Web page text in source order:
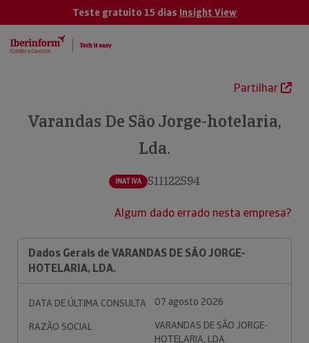
Teste gratuito 15 dias Insight View
Partilhar
Varandas De São Jorge-hotelaria,
Lda.
INATIVA 511122594
Algum dado errado nesta empresa?
Dados Gerais de VARANDAS DE SÃO JORGE-
HOTELARIA, LDA.
DATA DE ÚLTIMA CONSULTA
07 agosto 2026
RAZÃO SOCIAL
VARANDAS DE SÃO JORGE-
HOTELARIA, LDA.